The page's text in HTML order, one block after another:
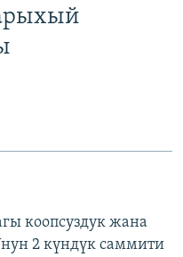
коопсуздук жана
2 күндүк саммити